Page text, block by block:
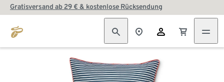
Gratisversand ab 29 € & kostenlose Rücksendung